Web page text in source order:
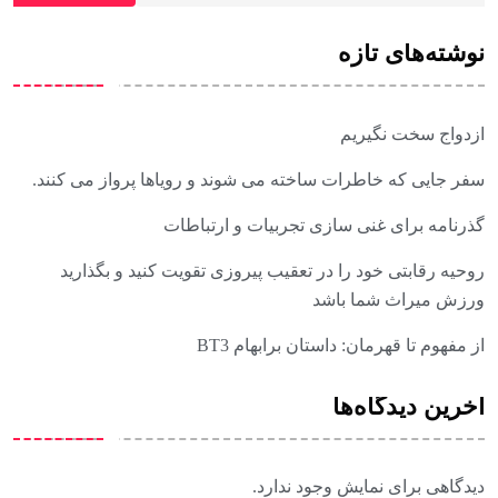
نوشته‌های تازه
ازدواج سخت نگیریم
سفر جایی که خاطرات ساخته می شوند و رویاها پرواز می کنند.
گذرنامه برای غنی سازی تجربیات و ارتباطات
روحیه رقابتی خود را در تعقیب پیروزی تقویت کنید و بگذارید
ورزش میراث شما باشد
از مفهوم تا قهرمان: داستان برابهام BT3
آخرین دیدگاه‌ها
دیدگاهی برای نمایش وجود ندارد.